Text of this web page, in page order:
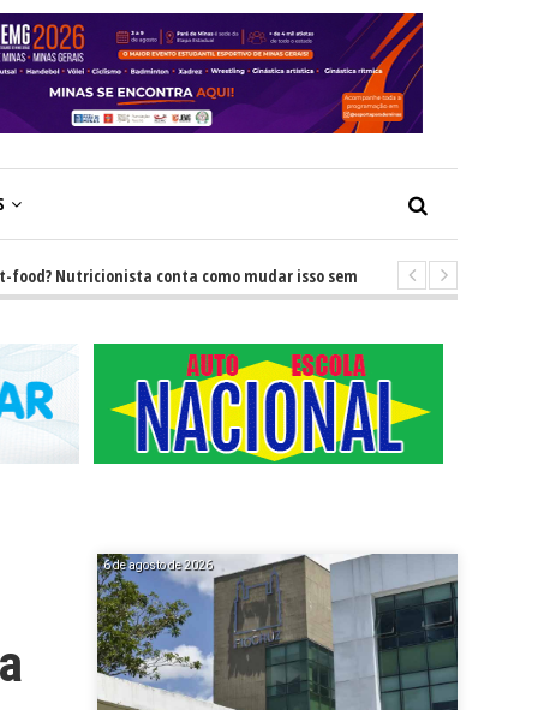
Nutricionista conta como mudar isso sem brigas - GRNEWS TV:
6 de agosto de 2026